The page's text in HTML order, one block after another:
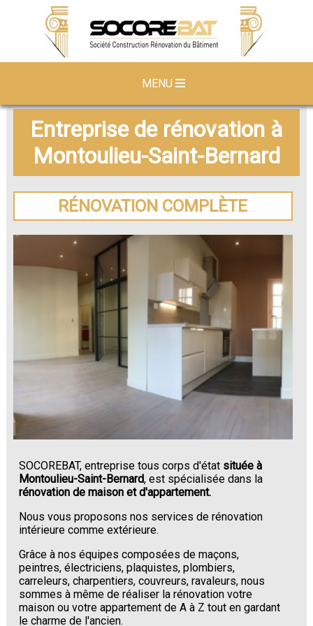
MENU
Entreprise de rénovation à
Montoulieu-Saint-Bernard
RÉNOVATION COMPLÈTE
SOCOREBAT, entreprise tous corps d'état située à
Montoulieu-Saint-Bernard, est spécialisée dans la
rénovation de maison et d'appartement.
Nous vous proposons nos services de rénovation
intérieure comme extérieure.
Grâce à nos équipes composées de maçons,
peintres, électriciens, plaquistes, plombiers,
carreleurs, charpentiers, couvreurs, ravaleurs, nous
sommes à même de réaliser la rénovation votre
maison ou votre appartement de A à Z tout en gardant
le charme de l'ancien.